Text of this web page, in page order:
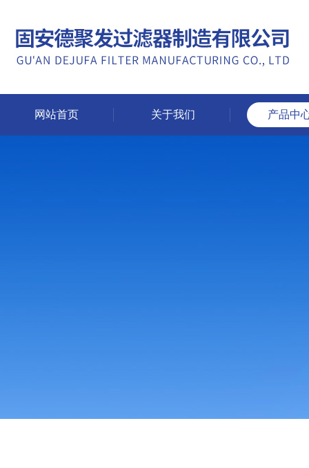
网站首页 关于我们 产品中